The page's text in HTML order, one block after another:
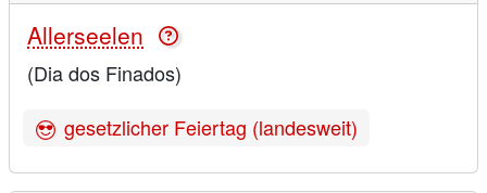
Allerseelen
(Dia dos Finados)
gesetzlicher Feiertag (landesweit)